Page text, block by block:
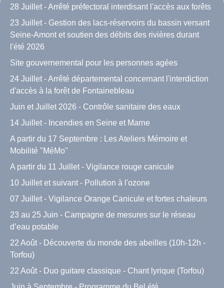
28 Juillet - Arrêté préfectoral interdisant l'accès aux forêts
23 Juillet - Gestion des lacs-réservoirs du bassin versant
Seine-Amont et soutien des débits des rivières durant
l'été 2026
Site gouvernemental pour les personnes agées
24 Juillet - Arrêté départemental concernant l'interdiction
d'accès à la forêt de Fontainebleau
Juin et Juillet 2026 - Contrôle sanitaire des eaux
14 Juillet - Incendies en Seine et Marne
A partir du 17 Septembre : Les Ateliers Mémoire et
Mobilité "MéMo"
A partir du 11 Juillet - Vigilance rouge canicule
10 Juillet et suivant - Pollution à l'ozone
07 Juillet - Vigilance Orange Canicule et fortes chaleurs
23 au 25 Juin - Campagne de mesures sur le réseau
d’eau potable
22 Août - Découverte du monde des abeilles (10h-12h -
Torfou)
22 Août - Duo guitare classique - Chant lyrique (Torfou)